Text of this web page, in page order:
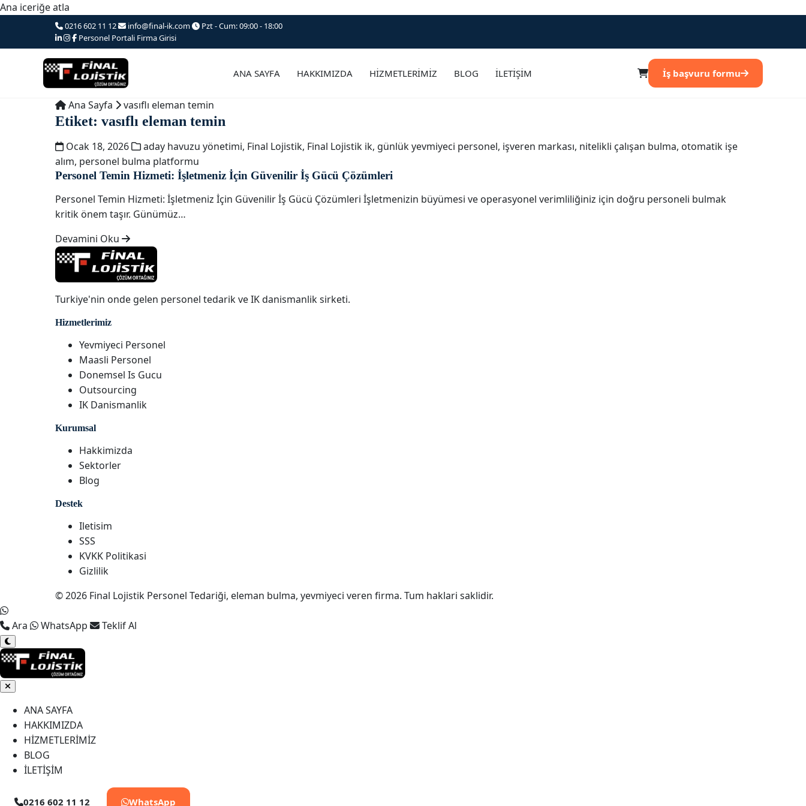
Ana iceriğe atla
0216 602 11 12 info@final-ik.com
Pzt - Cum: 09:00 - 18:00
Personel Portali Firma Girisi
ANA SAYFA HAKKIMIZDA HİZMETLERİMİZ BLOG İLETİŞİM İş başvuru formu
Ana Sayfa vasıflı eleman temin
Etiket: vasıflı eleman temin
Ocak 18, 2026 aday havuzu yönetimi, Final Lojistik, Final Lojistik ik, günlük yevmiyeci personel, işveren markası, nitelikli çalışan bulma, otomatik işe
alım, personel bulma platformu
Personel Temin Hizmeti: İşletmeniz İçin Güvenilir İş Gücü Çözümleri
Personel Temin Hizmeti: İşletmeniz İçin Güvenilir İş Gücü Çözümleri İşletmenizin büyümesi ve operasyonel verimliliğiniz için doğru personeli bulmak
kritik önem taşır. Günümüz…
Devamini Oku
Turkiye'nin onde gelen personel tedarik ve IK danismanlik sirketi.
Hizmetlerimiz
Yevmiyeci Personel
Maasli Personel
Donemsel Is Gucu
Outsourcing
IK Danismanlik
Kurumsal
Hakkimizda
Sektorler
Blog
Destek
Iletisim
SSS
KVKK Politikasi
Gizlilik
© 2026 Final Lojistik Personel Tedariği, eleman bulma, yevmiyeci veren firma. Tum haklari saklidir.
Ara WhatsApp Teklif Al
ANA SAYFA
HAKKIMIZDA
HİZMETLERİMİZ
BLOG
İLETİŞİM
0216 602 11 12 WhatsApp